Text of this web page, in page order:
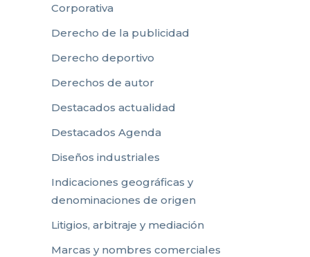
Corporativa
Derecho de la publicidad
Derecho deportivo
Derechos de autor
Destacados actualidad
Destacados Agenda
Diseños industriales
Indicaciones geográficas y
denominaciones de origen
Litigios, arbitraje y mediación
Marcas y nombres comerciales